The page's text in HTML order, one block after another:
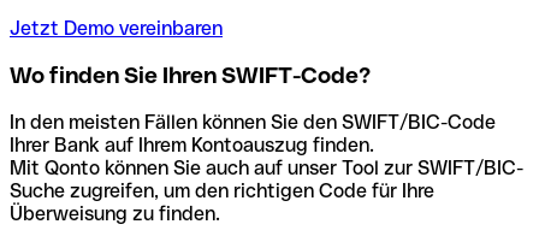
Jetzt Demo vereinbaren
Wo finden Sie Ihren SWIFT-Code?
In den meisten Fällen können Sie den SWIFT/BIC-Code
Ihrer Bank auf Ihrem Kontoauszug finden.
Mit Qonto können Sie auch auf unser Tool zur SWIFT/BIC-
Suche zugreifen, um den richtigen Code für Ihre
Überweisung zu finden.